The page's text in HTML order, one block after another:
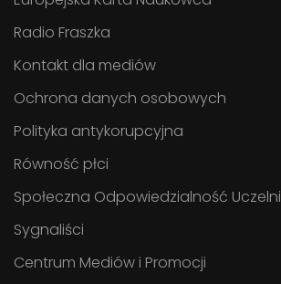
Radio Fraszka
Kontakt dla mediów
Ochrona danych osobowych
Polityka antykorupcyjna
Równość płci
Społeczna Odpowiedzialność Uczelni
Sygnaliści
Centrum Mediów i Promocji